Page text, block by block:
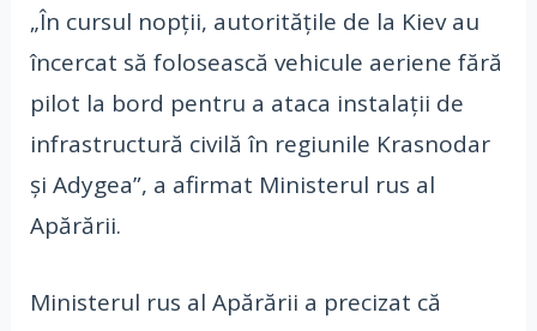
„În cursul nopții, autoritățile de la Kiev au
încercat să folosească vehicule aeriene fără
pilot la bord pentru a ataca instalații de
infrastructură civilă în regiunile Krasnodar
și Adygea”, a afirmat Ministerul rus al
Apărării.
Ministerul rus al Apărării a precizat că